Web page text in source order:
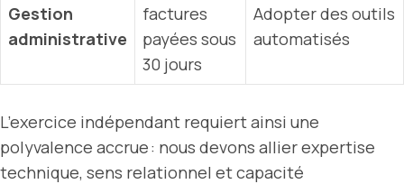
Gestion
administrative
factures
payées sous
30 jours
Adopter des outils
automatisés
L’exercice indépendant requiert ainsi une
polyvalence accrue : nous devons allier expertise
technique, sens relationnel et capacité